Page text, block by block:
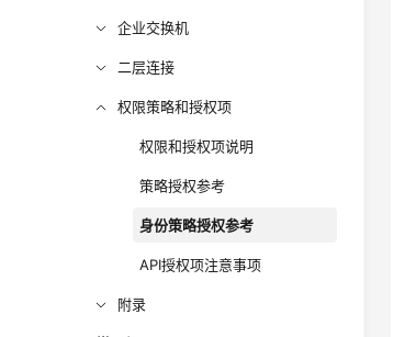
企业交换机
二层连接
权限策略和授权项
权限和授权项说明
策略授权参考
身份策略授权参考
API授权项注意事项
附录